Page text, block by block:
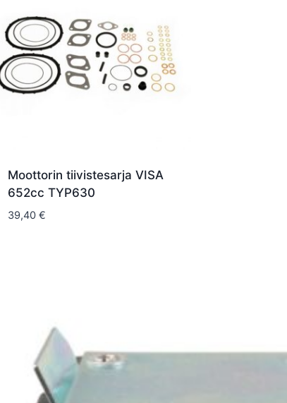
Moottorin tiivistesarja VISA
652cc TYP630
39,40 €